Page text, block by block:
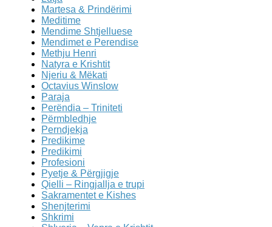
Martesa & Prindërimi
Meditime
Mendime Shtjelluese
Mendimet e Perendise
Methju Henri
Natyra e Krishtit
Njeriu & Mëkati
Octavius Winslow
Paraja
Perëndia – Triniteti
Përmbledhje
Perndjekja
Predikime
Predikimi
Profesioni
Pyetje & Përgjigje
Qielli – Ringjallja e trupi
Sakramentet e Kishes
Shenjterimi
Shkrimi